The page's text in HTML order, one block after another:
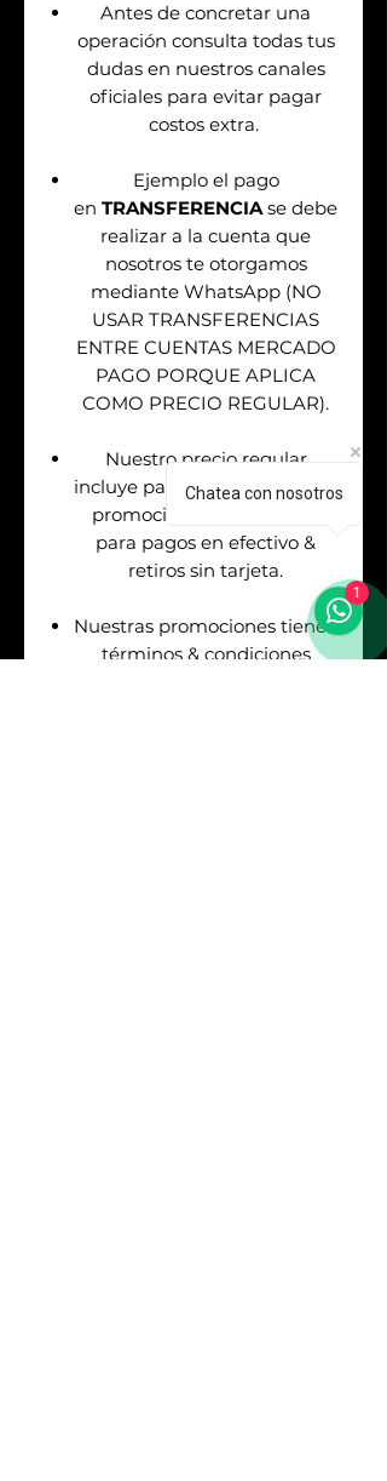
Antes de concretar una
operación consulta todas tus
dudas en nuestros canales
oficiales para evitar pagar
costos extra.
Ejemplo el pago
en TRANSFERENCIAse debe
realizar a la cuenta que
nosotros te otorgamos
mediante WhatsApp (NO
USAR TRANSFERENCIAS
ENTRE CUENTAS MERCADO
PAGO PORQUE APLICA
COMO PRECIO REGULAR).
Nuestro precio regular
incluye pago con tarjetas. Las
promociones aplican solo
para pagos en efectivo &
retiros sin tarjeta.
Nuestras promociones tienen
términos & condiciones
Chatea con nosotros
1